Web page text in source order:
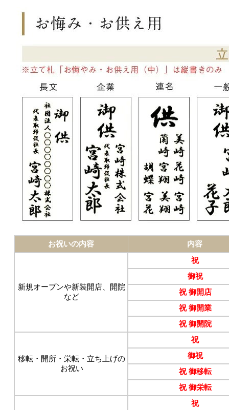
お祝いの内容 内容
新規オープンや新装開店、開院
など
祝
御祝
祝 御開店
祝 御開業
祝 御開院
移転・開所・栄転・立ち上げの
お祝い
祝
御祝
祝 御移転
祝 御栄転
祝